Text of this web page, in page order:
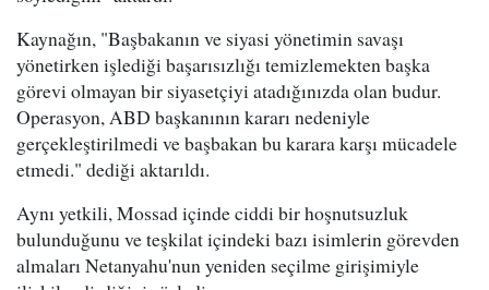
Kaynağın, "Başbakanın ve siyasi yönetimin savaşı
yönetirken işlediği başarısızlığı temizlemekten başka
görevi olmayan bir siyasetçiyi atadığınızda olan budur.
Operasyon, ABD başkanının kararı nedeniyle
gerçekleştirilmedi ve başbakan bu karara karşı mücadele
etmedi." dediği aktarıldı.
Aynı yetkili, Mossad içinde ciddi bir hoşnutsuzluk
bulunduğunu ve teşkilat içindeki bazı isimlerin görevden
almaları Netanyahu'nun yeniden seçilme girişimiyle